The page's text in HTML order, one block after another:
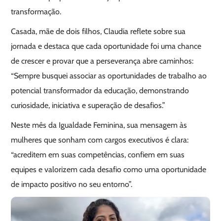
transformação.
Casada, mãe de dois filhos, Claudia reflete sobre sua
jornada e destaca que cada oportunidade foi uma chance
de crescer e provar que a perseverança abre caminhos:
“Sempre busquei associar as oportunidades de trabalho ao
potencial transformador da educação, demonstrando
curiosidade, iniciativa e superação de desafios.”
Neste mês da Igualdade Feminina, sua mensagem às
mulheres que sonham com cargos executivos é clara:
“acreditem em suas competências, confiem em suas
equipes e valorizem cada desafio como uma oportunidade
de impacto positivo no seu entorno”.